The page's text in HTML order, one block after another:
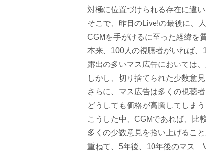
対極に位置づけられる存在に違い
そこで、昨日のLive!の最後に、
CGMを手がけるに至った経緯を
本来、100人の視聴者がいれば、
露出の多いマス広告においては
しかし、切り捨てられた少数意
さらに、マス広告は多くの視聴者
どうしても価格が高騰してしまう
こうした中、CGMであれば、比
多くの少数意見を拾い上げること
重ねて、5年後、10年後のマス